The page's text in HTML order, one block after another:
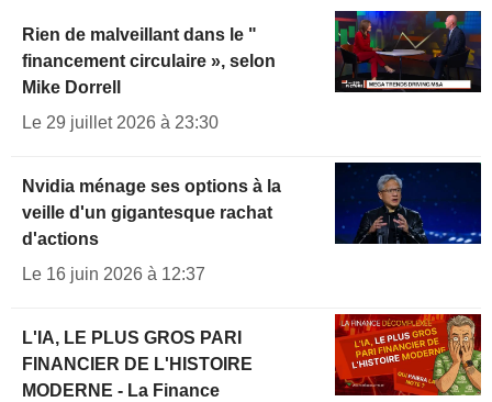
Rien de malveillant dans le "
financement circulaire », selon
Mike Dorrell
Le 29 juillet 2026 à 23:30
Nvidia ménage ses options à la
veille d'un gigantesque rachat
d'actions
Le 16 juin 2026 à 12:37
L'IA, LE PLUS GROS PARI
FINANCIER DE L'HISTOIRE
MODERNE - La Finance